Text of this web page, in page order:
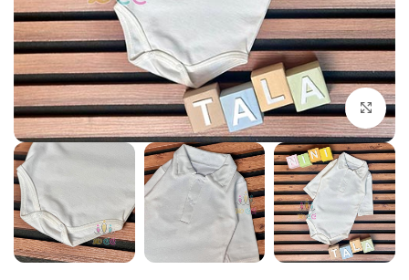
بزرگنمایی تصویر